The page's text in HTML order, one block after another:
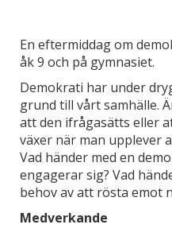
En eftermiddag om
åk 9 och på gymnasiet.
Demokrati har under
grund till vårt samhälle.
att den ifrågasätts eller
växer när man upplever
Vad händer med en
engagerar sig? Vad
behov av att rösta emot
Medverkande